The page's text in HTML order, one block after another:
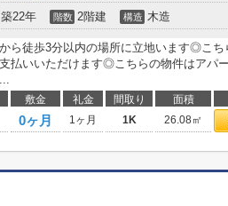
築22年 階数 2階建 構造 木造
ら徒歩3分以内の場所に立地います◎こち
支払いいただけます◎こちらの物件はアパ
敷金 礼金 間取り 面積
0ヶ月 1ヶ月 1K 26.08㎡